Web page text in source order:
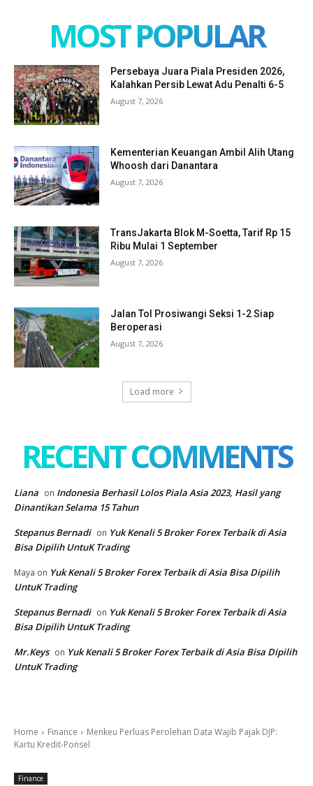
MOST POPULAR
Persebaya Juara Piala Presiden 2026,
Kalahkan Persib Lewat Adu Penalti 6-5
August 7, 2026
Kementerian Keuangan Ambil Alih Utang
Whoosh dari Danantara
August 7, 2026
TransJakarta Blok M-Soetta, Tarif Rp 15
Ribu Mulai 1 September
August 7, 2026
Jalan Tol Prosiwangi Seksi 1-2 Siap
Beroperasi
August 7, 2026
Load more
RECENT COMMENTS
Liana on Indonesia Berhasil Lolos Piala Asia 2023, Hasil yang
Dinantikan Selama 15 Tahun
Stepanus Bernadi on Yuk Kenali 5 Broker Forex Terbaik di Asia
Bisa Dipilih UntuK Trading
Maya on Yuk Kenali 5 Broker Forex Terbaik di Asia Bisa Dipilih
UntuK Trading
Stepanus Bernadi on Yuk Kenali 5 Broker Forex Terbaik di Asia
Bisa Dipilih UntuK Trading
Mr.Keys on Yuk Kenali 5 Broker Forex Terbaik di Asia Bisa Dipilih
UntuK Trading